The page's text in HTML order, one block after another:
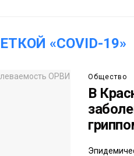
«COVID-19»
Общество
В